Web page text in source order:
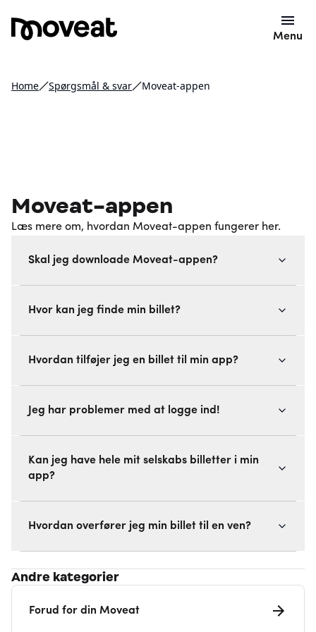
Menu
Home Spørgsmål & svar Moveat-appen
Moveat-appen
Læs mere om, hvordan Moveat-appen fungerer her.
Skal jeg downloade Moveat-appen?
Hvor kan jeg finde min billet?
Hvordan tilføjer jeg en billet til min app?
Jeg har problemer med at logge ind!
Kan jeg have hele mit selskabs billetter i min
app?
Hvordan overfører jeg min billet til en ven?
Andre kategorier
Forud for din Moveat